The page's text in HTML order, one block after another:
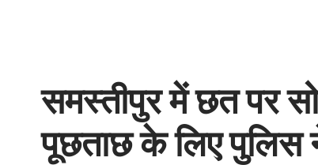
समस्तीपुर में छत पर
पूछताछ के लिए पुलिस